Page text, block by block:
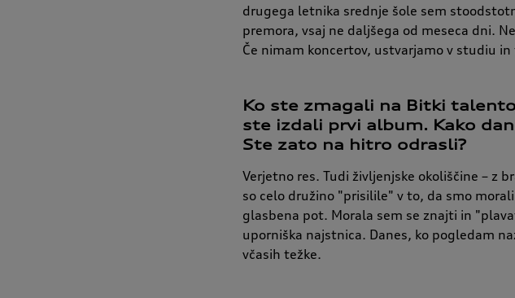
drugega letnika srednje šole sem
premora, vsaj ne daljšega od meseca dni.
Če nimam koncertov, ustvarjamo v studiu
Ko ste zmagali na Bitki
ste izdali prvi album. Kako
Ste zato na hitro odrasli?
Verjetno res. Tudi življenjske okoliščine – z
so celo družino "prisilile" v to, da smo
glasbena pot. Morala sem se znajti in
uporniška najstnica. Danes, ko pogledam
včasih težke.